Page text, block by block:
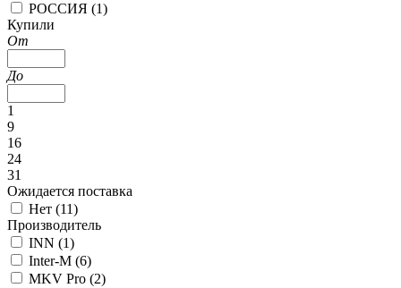
РОССИЯ (1)
Купили
От
До
1
9
16
24
31
Ожидается поставка
Нет (11)
Производитель
INN (1)
Inter-M (6)
MKV Pro (2)